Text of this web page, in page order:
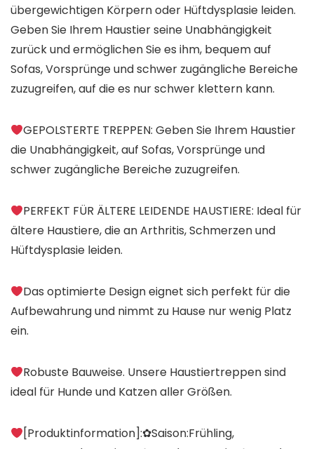
übergewichtigen Körpern oder Hüftdysplasie leiden.
Geben Sie Ihrem Haustier seine Unabhängigkeit
zurück und ermöglichen Sie es ihm, bequem auf
Sofas, Vorsprünge und schwer zugängliche Bereiche
zuzugreifen, auf die es nur schwer klettern kann.
GEPOLSTERTE TREPPEN: Geben Sie Ihrem Haustier
die Unabhängigkeit, auf Sofas, Vorsprünge und
schwer zugängliche Bereiche zuzugreifen.
PERFEKT FÜR ÄLTERE LEIDENDE HAUSTIERE: Ideal für
ältere Haustiere, die an Arthritis, Schmerzen und
Hüftdysplasie leiden.
Das optimierte Design eignet sich perfekt für die
Aufbewahrung und nimmt zu Hause nur wenig Platz
ein.
Robuste Bauweise. Unsere Haustiertreppen sind
ideal für Hunde und Katzen aller Größen.
[Produktinformation]:✿Saison:Frühling,